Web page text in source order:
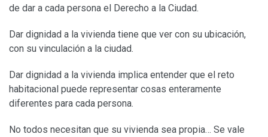
de dar a cada persona el Derecho a la Ciudad.
Dar dignidad a la vivienda tiene que ver con su ubicación,
con su vinculación a la ciudad.
Dar dignidad a la vivienda implica entender que el reto
habitacional puede representar cosas enteramente
diferentes para cada persona.
No todos necesitan que su vivienda sea propia… Se vale